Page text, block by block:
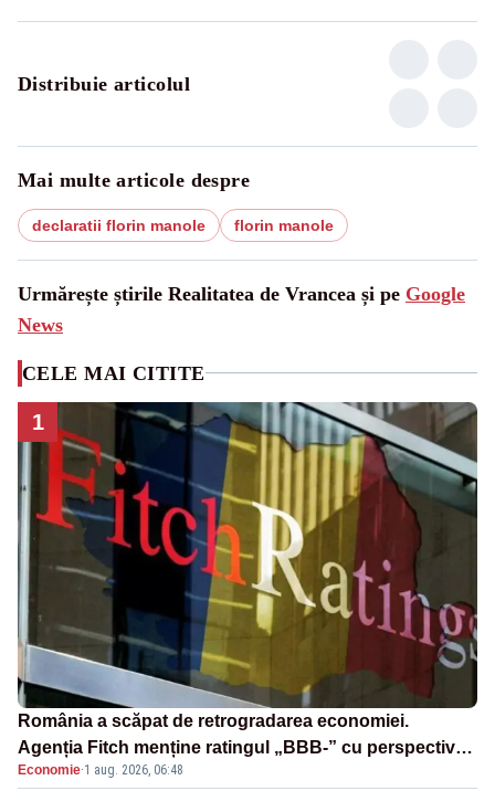
Distribuie articolul
Mai multe articole despre
declaratii florin manole florin manole
Urmărește știrile Realitatea de Vrancea și pe Google
News
CELE MAI CITITE
1
România a scăpat de retrogradarea economiei.
Agenția Fitch menține ratingul „BBB-” cu perspectivă
negativă
Economie·1 aug. 2026, 06:48